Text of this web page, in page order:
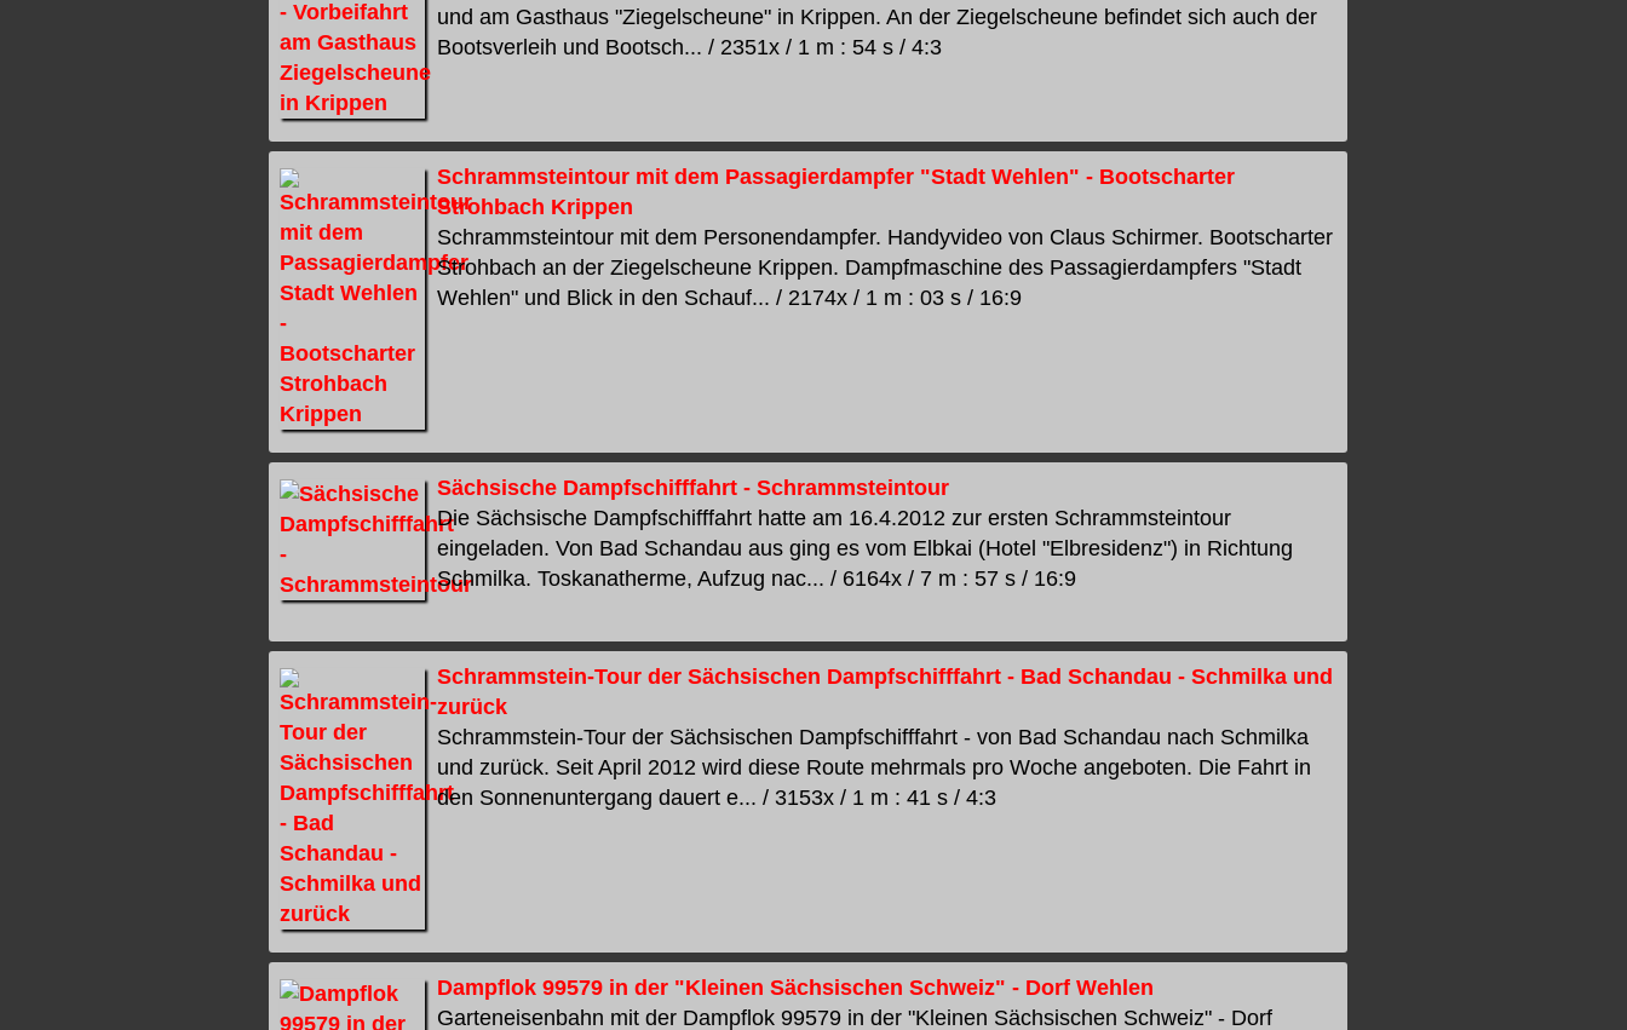
und am Gasthaus "Ziegelscheune" in Krippen. An der Ziegelscheune befindet sich auch der
Bootsverleih und Bootsch... / 2351x / 1 m : 54 s / 4:3
Schrammsteintour mit dem Passagierdampfer "Stadt Wehlen" - Bootscharter
Strohbach Krippen
Schrammsteintour mit dem Personendampfer. Handyvideo von Claus Schirmer. Bootscharter
Strohbach an der Ziegelscheune Krippen. Dampfmaschine des Passagierdampfers "Stadt
Wehlen" und Blick in den Schauf... / 2174x / 1 m : 03 s / 16:9
Sächsische Dampfschifffahrt - Schrammsteintour
Die Sächsische Dampfschifffahrt hatte am 16.4.2012 zur ersten Schrammsteintour
eingeladen. Von Bad Schandau aus ging es vom Elbkai (Hotel "Elbresidenz") in Richtung
Schmilka. Toskanatherme, Aufzug nac... / 6164x / 7 m : 57 s / 16:9
Schrammstein-Tour der Sächsischen Dampfschifffahrt - Bad Schandau - Schmilka und
zurück
Schrammstein-Tour der Sächsischen Dampfschifffahrt - von Bad Schandau nach Schmilka
und zurück. Seit April 2012 wird diese Route mehrmals pro Woche angeboten. Die Fahrt in
den Sonnenuntergang dauert e... / 3153x / 1 m : 41 s / 4:3
Dampflok 99579 in der "Kleinen Sächsischen Schweiz" - Dorf Wehlen
Garteneisenbahn mit der Dampflok 99579 in der "Kleinen Sächsischen Schweiz" - Dorf